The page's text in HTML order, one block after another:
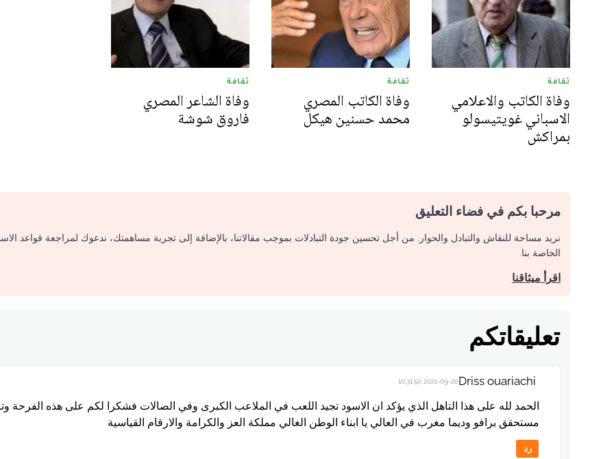
ثقافة
وفاة الكاتب والاعلامي
الاسباني غويتيسولو
بمراكش
ثقافة
وفاة الكاتب المصري
محمد حسنين هيكل
ثقافة
وفاة الشاعر المصري
فاروق شوشة
مرحبا بكم في فضاء التعليق
نريد مساحة للنقاش والتبادل والحوار. من أجل تحسين جودة التبادلات بموجب مقالاتنا، بالإضافة إلى تجربة مساهمتك، ندعوك لمراجعة قواعد
الخاصة بنا.
اقرأ ميثاقنا
تعليقاتكم
Driss ouariachi
2021-09-20 10:31:50
الحمد لله على هذا التاهل الذي يؤكد ان الاسود تجيد اللعب في الملاعب الكبرى وفي الصالات فشكرا لكم على هذه الفرحة
مستحقق برافو وديما مغرب في العالي يا ابناء الوطن الغالي مملكة العز والكرامة والارقام القياسية
رد